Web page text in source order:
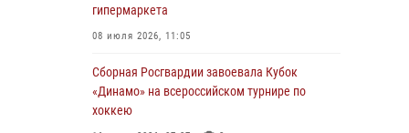
В Нижнекамске сотрудники Росгвардии
задержали подозреваемого в краже
В Казани Росгвардия приняла участие в
обеспечении безопасности крестного хода и
гипермаркета
08 июля 2026, 11:05
Сборная Росгвардии завоевала Кубок
«Динамо» на всероссийском турнире по
хоккею